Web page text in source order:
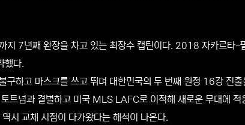
지 7년째 완장을 차고 있는 최장수 캡틴이다. 2018 자카르타-
했다.
하고 마스크를 쓰고 뛰며 대한민국의 두 번째 원정 16강 진출
트넘과 결별하고 미국 MLS LAFC로 이적해 새로운 무대에
시 교체 시점이 다가왔다는 해석이 나온다.